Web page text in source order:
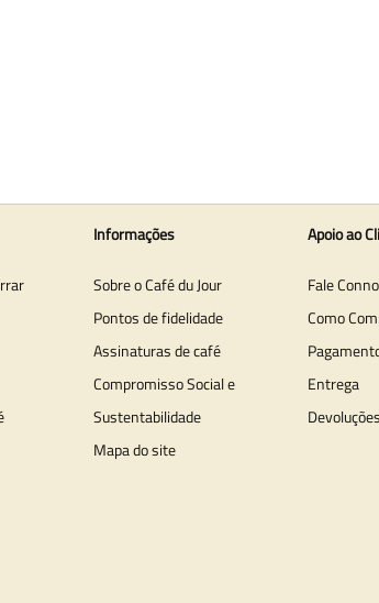
Informações
Sobre o Café du Jour
Pontos de fidelidade
Assinaturas de café
Compromisso Social e
Sustentabilidade
Mapa do site
Apoio ao
Fale
Como
Entrega
Devoluções